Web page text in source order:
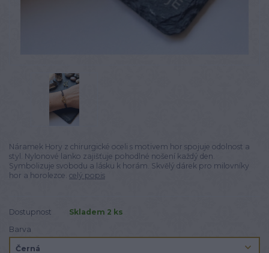
Náramek Hory z chirurgické oceli s motivem hor spojuje odolnost a
styl. Nylonové lanko zajišťuje pohodlné nošení každý den.
Symbolizuje svobodu a lásku k horám. Skvělý dárek pro milovníky
hor a horolezce. celý popis
Dostupnost
Skladem 2 ks
Barva